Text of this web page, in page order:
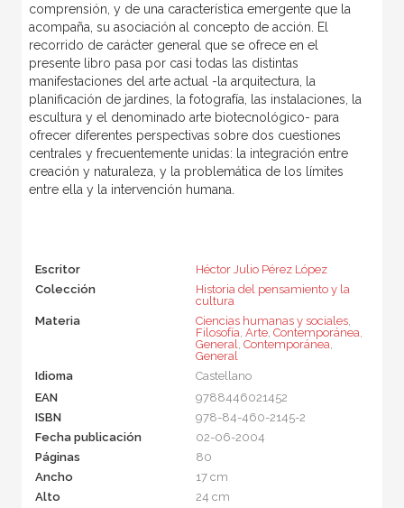
comprensión, y de una característica emergente que la
acompaña, su asociación al concepto de acción. El
recorrido de carácter general que se ofrece en el
presente libro pasa por casi todas las distintas
manifestaciones del arte actual -la arquitectura, la
planificación de jardines, la fotografía, las instalaciones, la
escultura y el denominado arte biotecnológico- para
ofrecer diferentes perspectivas sobre dos cuestiones
centrales y frecuentemente unidas: la integración entre
creación y naturaleza, y la problemática de los límites
entre ella y la intervención humana.
Escritor
Héctor Julio Pérez López
Colección
Historia del pensamiento y la
cultura
Materia
Ciencias humanas y sociales,
Filosofía Arte, Contemporánea
General Contemporánea
General
Idioma
Castellano
EAN
9788446021452
ISBN
978-84-460-2145-2
Fecha publicación
02-06-2004
Páginas
80
Ancho
17 cm
Alto
24 cm